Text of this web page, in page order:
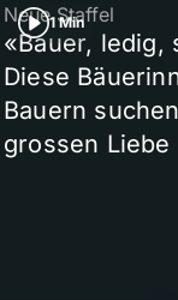
1 Min
Neue Staffel
«Bauer, ledig,
Diese
Bauern
grossen Liebe